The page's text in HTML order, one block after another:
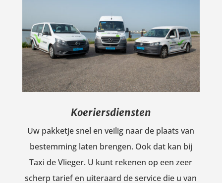
Koeriersdiensten
Uw pakketje snel en veilig naar de plaats van
bestemming laten brengen. Ook dat kan bij
Taxi de Vlieger. U kunt rekenen op een zeer
scherp tarief en uiteraard de service die u van